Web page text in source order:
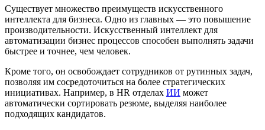
Существует множество преимуществ искусственного
интеллекта для бизнеса. Одно из главных — это повышение
производительности. Искусственный интеллект для
автоматизации бизнес процессов способен выполнять задачи
быстрее и точнее, чем человек.
Кроме того, он освобождает сотрудников от рутинных задач,
позволяя им сосредоточиться на более стратегических
инициативах. Например, в HR отделах ИИ может
автоматически сортировать резюме, выделяя наиболее
подходящих кандидатов.